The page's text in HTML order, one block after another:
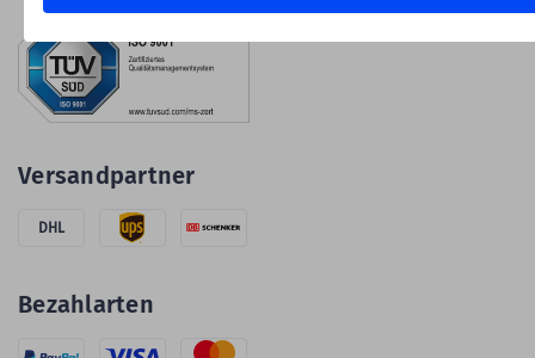
Versandpartner
DHL
Bezahlarten